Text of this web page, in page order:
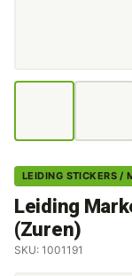
LEIDING STICKERS /
Leiding
(Zuren)
SKU: 1001191